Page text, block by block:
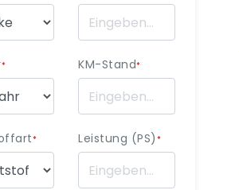
* KM-Stand*
* Leistung (PS) *